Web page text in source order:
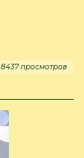
8437 просмотров